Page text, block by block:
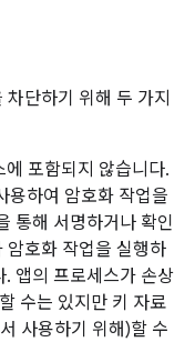
단하기 위해 두 가지
포함되지 않습니다.
용하여 암호화 작업을
통해 서명하거나 확인
암호화 작업을 실행하
앱의 프로세스가 손상
수는 있지만 키 자료
사용하기 위해)할 수